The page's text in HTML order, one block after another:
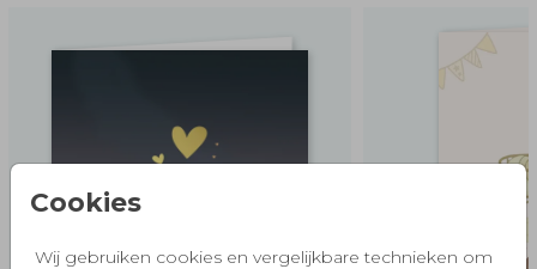
Cookies
Wij gebruiken cookies en vergelijkbare technieken om